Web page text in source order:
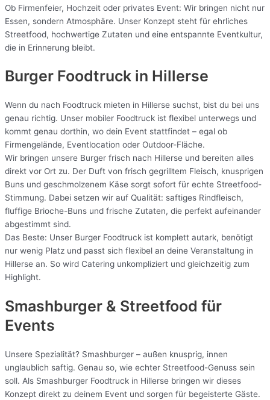
Ob Firmenfeier, Hochzeit oder privates Event: Wir bringen nicht nur
Essen, sondern Atmosphäre. Unser Konzept steht für ehrliches
Streetfood, hochwertige Zutaten und eine entspannte Eventkultur,
die in Erinnerung bleibt.
Burger Foodtruck in Hillerse
Wenn du nach Foodtruck mieten in Hillerse suchst, bist du bei uns
genau richtig. Unser mobiler Foodtruck ist flexibel unterwegs und
kommt genau dorthin, wo dein Event stattfindet – egal ob
Firmengelände, Eventlocation oder Outdoor-Fläche.
Wir bringen unsere Burger frisch nach Hillerse und bereiten alles
direkt vor Ort zu. Der Duft von frisch gegrilltem Fleisch, knusprigen
Buns und geschmolzenem Käse sorgt sofort für echte Streetfood-
Stimmung. Dabei setzen wir auf Qualität: saftiges Rindfleisch,
fluffige Brioche-Buns und frische Zutaten, die perfekt aufeinander
abgestimmt sind.
Das Beste: Unser Burger Foodtruck ist komplett autark, benötigt
nur wenig Platz und passt sich flexibel an deine Veranstaltung in
Hillerse an. So wird Catering unkompliziert und gleichzeitig zum
Highlight.
Smashburger & Streetfood für
Events
Unsere Spezialität? Smashburger – außen knusprig, innen
unglaublich saftig. Genau so, wie echter Streetfood-Genuss sein
soll. Als Smashburger Foodtruck in Hillerse bringen wir dieses
Konzept direkt zu deinem Event und sorgen für begeisterte Gäste.